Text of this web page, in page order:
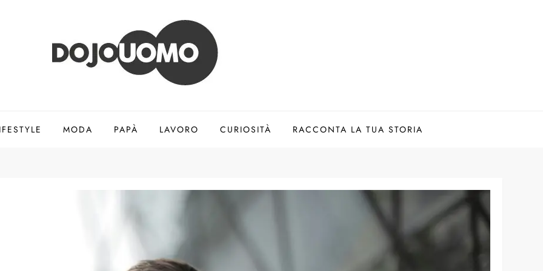
MODA PAPÀ LAVORO CURIOSITÀ RACCONTA LA TUA STORIA